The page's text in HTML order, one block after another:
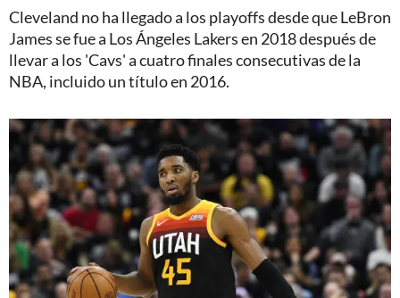
Cleveland no ha llegado a los playoffs desde que LeBron
James se fue a Los Ángeles Lakers en 2018 después de
llevar a los 'Cavs' a cuatro finales consecutivas de la
NBA, incluido un título en 2016.